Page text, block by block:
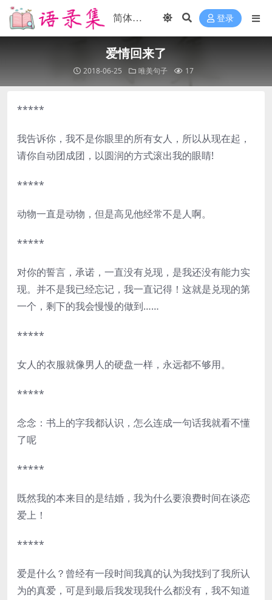
登录
爱情回来了
2018-06-25 唯美句子 17
*****
我告诉你，我不是你眼里的所有女人，所以从现在起，
请你自动团成团，以圆润的方式滚出我的眼睛!
*****
动物一直是动物，但是高见他经常不是人啊。
*****
对你的誓言，承诺，一直没有兑现，是我还没有能力实
现。并不是我已经忘记，我一直记得！这就是兑现的第
一个，剩下的我会慢慢的做到……
*****
女人的衣服就像男人的硬盘一样，永远都不够用。
*****
念念：书上的字我都认识，怎么连成一句话我就看不懂
了呢
*****
既然我的本来目的是结婚，我为什么要浪费时间在谈恋
爱上！
*****
爱是什么？曾经有一段时间我真的认为我找到了我所认
为的真爱，可是到最后我发现我什么都没有，我不知道